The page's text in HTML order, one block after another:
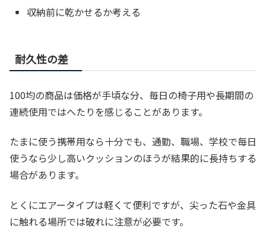
収納前に乾かせるか考える
耐久性の差
100均の商品は価格が手頃な分、毎日の椅子用や長期間の
連続使用ではへたりを感じることがあります。
たまに使う携帯用なら十分でも、通勤、職場、学校で毎日
使うなら少し高いクッションのほうが結果的に長持ちする
場合があります。
とくにエアータイプは軽くて便利ですが、尖った石や金具
に触れる場所では破れに注意が必要です。